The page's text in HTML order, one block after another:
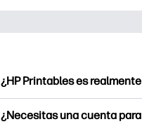
¿HP Printables es
¿Necesitas una cuenta